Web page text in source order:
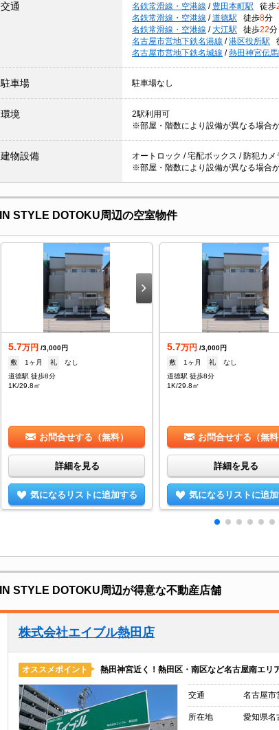
交通 名鉄常滑線・空港線 / 豊田本町駅 徒歩
名鉄常滑線・空港線 / 道徳駅 徒歩8分
名鉄常滑線・空港線 / 大江駅 徒歩22分
名古屋市営地下鉄名港線 / 港区役所駅
名古屋市営地下鉄名城線 / 熱田神宮伝
駐車場 駐車場なし
環境
2駅利用可
※部屋・階数により設備が異なる場合が
建物設備
オートロック / 宅配ボックス / 防犯カ
※部屋・階数により設備が異なる場合が
IN STYLE DOTOKU周辺の空室物件
5.7万円 /3,000円
敷
1ヶ月 礼
なし
道徳駅 徒歩8分
1K/29.8㎡
お問合せする（無料）
詳細を見る
気になるリストに追加する
5.7万円 /3,000円
敷
1ヶ月 礼
なし
道徳駅 徒歩8分
1K/29.8㎡
お問合せする（無料
詳細を見る
気になるリストに追
IN STYLE DOTOKU周辺が得意な不動産店舗
株式会社エイブル熱田店
オススメポイント 熱田神宮近く！熱田区・南区など名古屋南エリ
交通 名古屋市
所在地 愛知県名